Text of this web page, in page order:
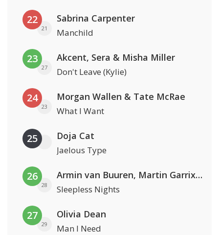
22
21
Sabrina Carpenter
Manchild
23
27
Akcent, Sera & Misha Miller
Don't Leave (Kylie)
24
23
Morgan Wallen & Tate McRae
What I Want
25 Doja Cat
Jaelous Type
26
28
Armin van Buuren, Martin Garrix & Libby Whitehouse
Sleepless Nights
27
29
Olivia Dean
Man I Need